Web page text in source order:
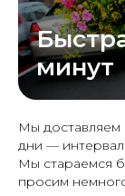
минут
Мы доставляем
дни —
Мы стараемся
просим